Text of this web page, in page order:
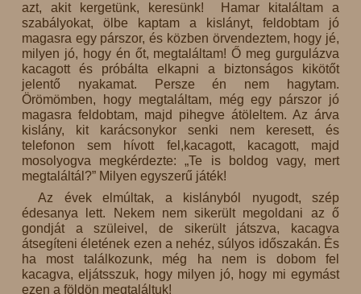
azt, akit kergetünk, keresünk! Hamar kitaláltam a
szabályokat, ölbe kaptam a kislányt, feldobtam jó
magasra egy párszor, és közben örvendeztem, hogy jé,
milyen jó, hogy én őt, megtaláltam! Ő meg gurgulázva
kacagott és próbálta elkapni a biztonságos kikötőt
jelentő nyakamat. Persze én nem hagytam.
Örömömben, hogy megtaláltam, még egy párszor jó
magasra feldobtam, majd pihegve átöleltem. Az árva
kislány, kit karácsonykor senki nem keresett, és
telefonon sem hívott fel,kacagott, kacagott, majd
mosolyogva megkérdezte: „Te is boldog vagy, mert
megtaláltál?” Milyen egyszerű játék!
Az évek elmúltak, a kislányból nyugodt, szép
édesanya lett. Nekem nem sikerült megoldani az ő
gondját a szüleivel, de sikerült játszva, kacagva
átsegíteni életének ezen a nehéz, súlyos időszakán. És
ha most találkozunk, még ha nem is dobom fel
kacagva, eljátsszuk, hogy milyen jó, hogy mi egymást
ezen a földön megtaláltuk!